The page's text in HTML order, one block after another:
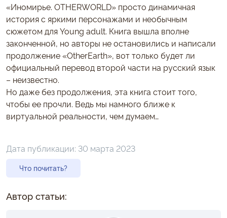
«Иномирье. OTHERWORLD» просто динамичная
история с яркими персонажами и необычным
сюжетом для Young adult. Книга вышла вполне
законченной, но авторы не остановились и написали
продолжение «OtherEarth», вот только будет ли
официальный перевод второй части на русский язык
– неизвестно.
Но даже без продолжения, эта книга стоит того,
чтобы ее прочли. Ведь мы намного ближе к
виртуальной реальности, чем думаем…
Дата публикации: 30 марта 2023
Что почитать?
Автор статьи: